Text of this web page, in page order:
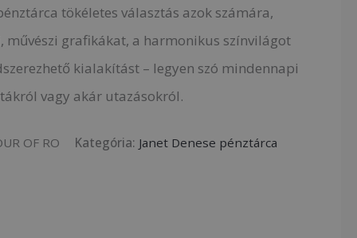
tökéletes választás azok számára,
művészi grafikákat, a harmonikus színvilágot
kialakítást – legyen szó mindennapi
vagy akár utazásokról.
OF RO Kategória: Janet Denese pénztárca